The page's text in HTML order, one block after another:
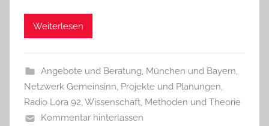
Weiterlesen
Angebote und Beratung, München und Bayern,
Netzwerk Gemeinsinn, Projekte und Planungen,
Radio Lora 92,Wissenschaft, Methoden und Theorie
Kommentar hinterlassen